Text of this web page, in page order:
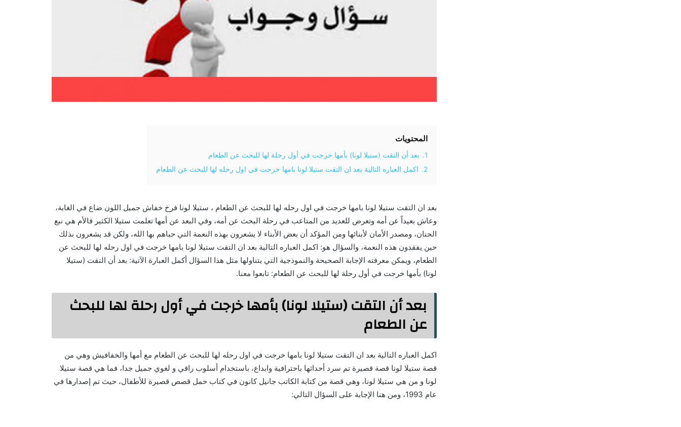
المحتويات
1.
بعد أن التقت (ستيلا لونا) بأمها خرجت في أول رحلة لها للبحث عن الطعام
2.
اكمل العباره التالية بعد ان التقت ستيلا لونا بامها خرجت في اول رحله لها للبحث عن الطعام
بعد ان التقت ستيلا لونا بامها خرجت في اول رحله لها للبحث عن الطعام ، ستيلا لونا فرخ خفاش جميل اللون ضاع في الغابة،
وعاش بعيداً عن أمه وتعرض للعديد من المتاعب في رحلة البحث عن أمه، وفي البعد عن أمها تعلمت ستيلا الكثير فالأم هي نبع
الحنان، ومصدر الأمان لأبنائها ومن المؤكد أن بعض الأبناء لا يشعرون بهذه النعمة التي حباهم بها الله، ولكن قد يشعرون بذلك
حين يفقدون هذه النعمة، والسؤال هو: اكمل العباره التالية بعد ان التقت ستيلا لونا بامها خرجت في اول رحله لها للبحث عن
الطعام، ويمكن معرفته الإجابة الصحيحة والنموذجية التي يتناولها مثل هذا السؤال أكمل العبارة الآتية: بعد أن التقت (ستيلا
لونا) بأمها خرجت في أول رحلة لها للبحث عن الطعام: تابعوا معنا.
بعد أن التقت (ستيلا لونا) بأمها خرجت في أول رحلة لها للبحث
عن الطعام
اكمل العباره التالية بعد ان التقت ستيلا لونا بامها خرجت في اول رحله لها للبحث عن الطعام مع أمها والخفافيش وهي من
قصة ستيلا لونا قصة قصيرة تم سرد أحداثها باحترافية وابداع، باستخدام أسلوب راقي و لغوي جميل جدا، فما هي قصة ستيلا
لونا و من هي ستيلا لونا، وهي قصة من كتابة الكاتب جانيل كانون في كتاب حمل قصص قصيرة للأطفال، حيث تم إصدارها في
عام 1993، ومن هنا الإجابة على السؤال التالي: